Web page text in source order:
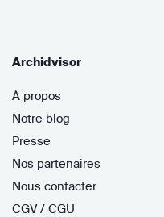
Archidvisor
À propos
Notre blog
Presse
Nos partenaires
Nous contacter
CGV / CGU